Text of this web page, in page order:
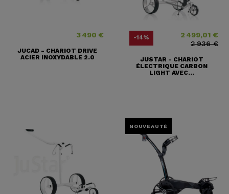
Prix
3 490 €
JUCAD - CHARIOT DRIVE
ACIER INOXYDABLE 2.0
-14% 2 499,01 €
Prix ​​habituel
2 936 €
JUSTAR - CHARIOT
ÉLECTRIQUE CARBON
LIGHT AVEC...
NOUVEAUTÉ